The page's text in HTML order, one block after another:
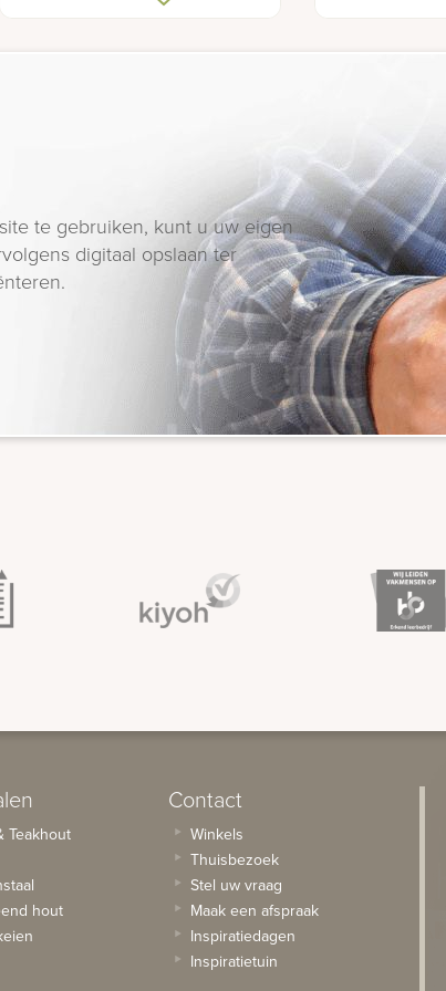
te gebruiken, kunt u uw eigen
digitaal opslaan ter
Teakhout
hout
Contact
Winkels
Thuisbezoek
Stel uw vraag
Maak een afspraak
Inspiratiedagen
Inspiratietuin